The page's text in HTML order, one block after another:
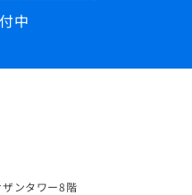
中
ンタワー8階